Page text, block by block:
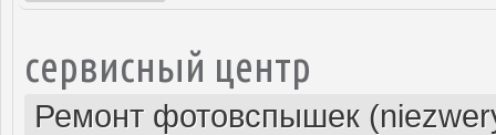
сервисный центр
Ремонт фотовспышек